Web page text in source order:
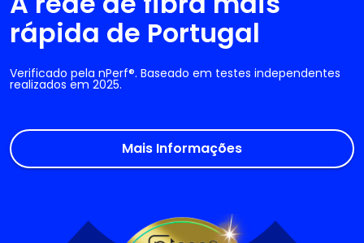
rápida de Portugal
Verificado pela nPerf®. Baseado em testes independentes
realizados em 2025.
Mais Informações